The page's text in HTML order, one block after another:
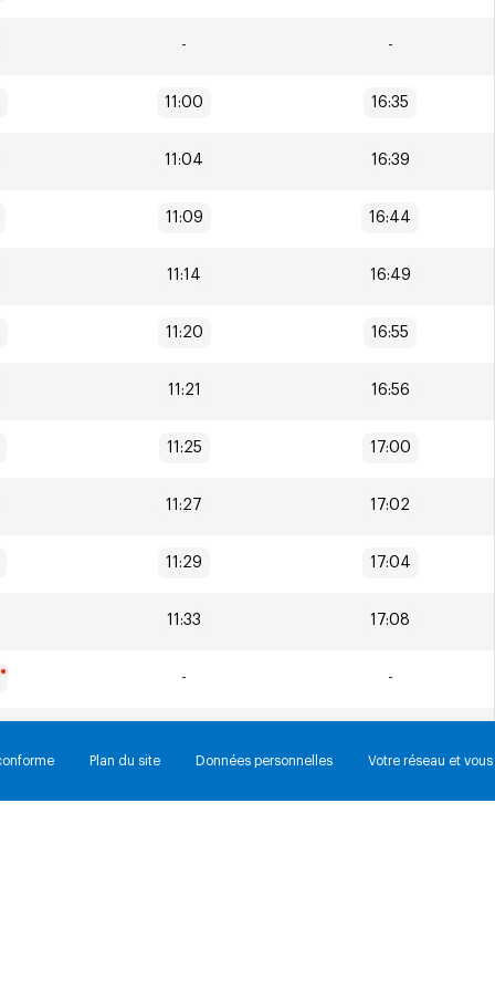
- -
11:00 16:35
11:04 16:39
11:09 16:44
11:14 16:49
11:20 16:55
11:21 16:56
11:25 17:00
11:27 17:02
11:29 17:04
11:33 17:08
- -
Plan du site Données personnelles Votre réseau et vous